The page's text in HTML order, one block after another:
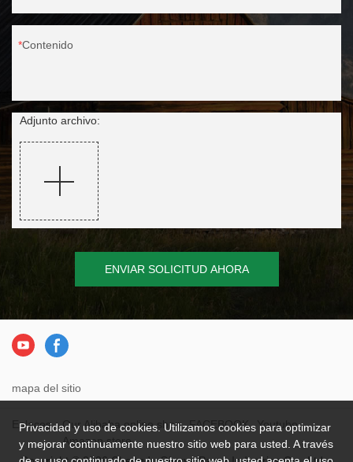
Contenido
Adjunto archivo:
ENVIAR SOLICITUD AHORA
mapa del sitio
Enlaces：Our Alibaba online shop FACEBOOK
Youtube
Amazon store
Privacidad y uso de cookies. Utilizamos cookies para optimizar
y mejorar continuamente nuestro sitio web para usted. A través